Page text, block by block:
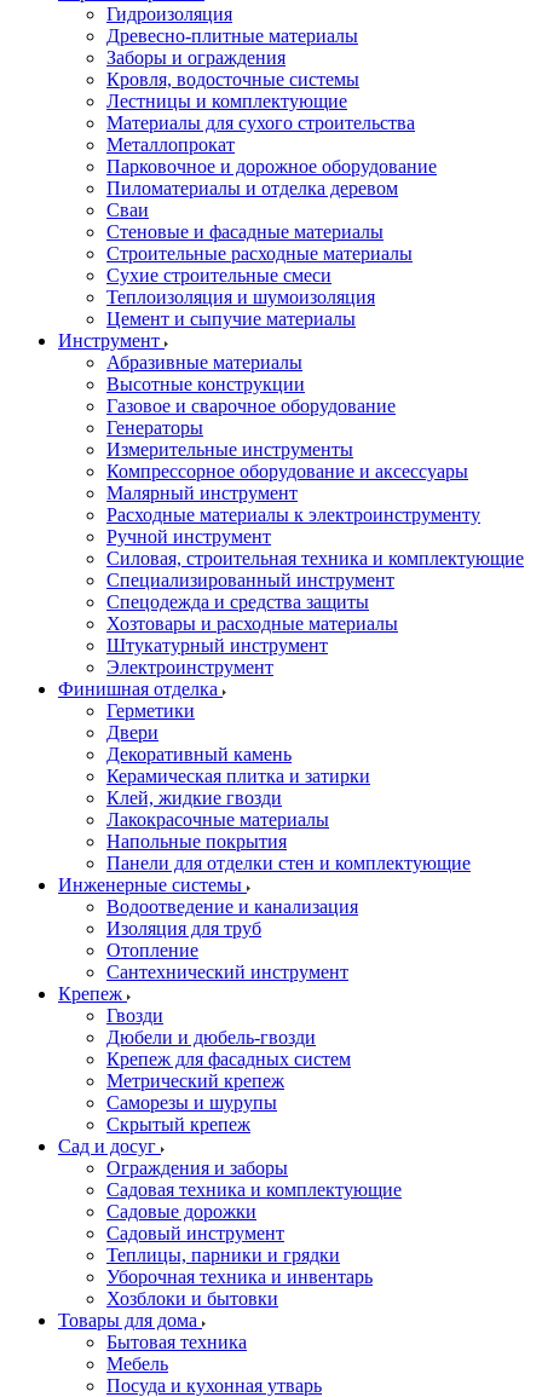
Гидроизоляция
Древесно-плитные материалы
Заборы и ограждения
Кровля, водосточные системы
Лестницы и комплектующие
Материалы для сухого строительства
Металлопрокат
Парковочное и дорожное оборудование
Пиломатериалы и отделка деревом
Сваи
Стеновые и фасадные материалы
Строительные расходные материалы
Сухие строительные смеси
Теплоизоляция и шумоизоляция
Цемент и сыпучие материалы
Инструмент
Абразивные материалы
Высотные конструкции
Газовое и сварочное оборудование
Генераторы
Измерительные инструменты
Компрессорное оборудование и аксессуары
Малярный инструмент
Расходные материалы к электроинструменту
Ручной инструмент
Силовая, строительная техника и комплектующие
Специализированный инструмент
Спецодежда и средства защиты
Хозтовары и расходные материалы
Штукатурный инструмент
Электроинструмент
Финишная отделка
Герметики
Двери
Декоративный камень
Керамическая плитка и затирки
Клей, жидкие гвозди
Лакокрасочные материалы
Напольные покрытия
Панели для отделки стен и комплектующие
Инженерные системы
Водоотведение и канализация
Изоляция для труб
Отопление
Сантехнический инструмент
Крепеж
Гвозди
Дюбели и дюбель-гвозди
Крепеж для фасадных систем
Метрический крепеж
Саморезы и шурупы
Скрытый крепеж
Сад и досуг
Ограждения и заборы
Садовая техника и комплектующие
Садовые дорожки
Садовый инструмент
Теплицы, парники и грядки
Уборочная техника и инвентарь
Хозблоки и бытовки
Товары для дома
Бытовая техника
Мебель
Посуда и кухонная утварь